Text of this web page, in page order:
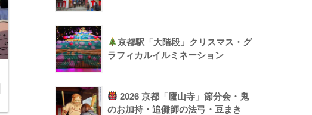
京都駅「大階段」クリスマス・グ
ラフィカルイルミネーション
2026 京都「廬山寺」節分会・鬼
のお加持・追儺師の法弓・豆まき